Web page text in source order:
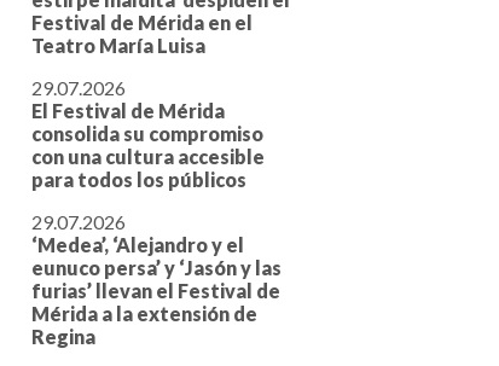
Festival de Mérida en el
Teatro María Luisa
29.07.2026
El Festival de Mérida
consolida su compromiso
con una cultura accesible
para todos los públicos
29.07.2026
‘Medea’, ‘Alejandro y el
eunuco persa’ y ‘Jasón y las
furias’ llevan el Festival de
Mérida a la extensión de
Regina